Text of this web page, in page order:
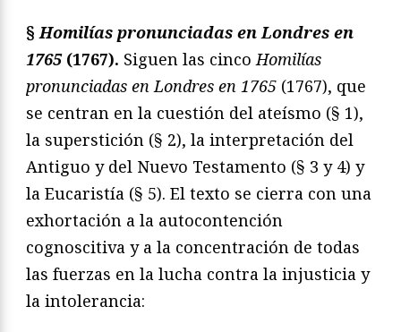
§ Homilías pronunciadas en Londres en
1765 (1767). Siguen las cincoHomilías
pronunciadas en Londres en 1765 (1767), que
se centran en la cuestión del ateísmo (§ 1),
la superstición (§ 2), la interpretación del
Antiguo y del Nuevo Testamento (§ 3 y 4) y
la Eucaristía (§ 5). El texto se cierra con una
exhortación a la autocontención
cognoscitiva y a la concentración de todas
las fuerzas en la lucha contra la injusticia y
la intolerancia: